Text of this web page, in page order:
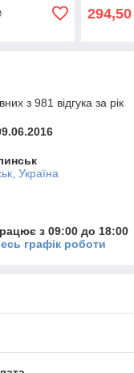
294,50
з 981 відгука за рік
Україна
з 09:00 до 18:00
графік роботи